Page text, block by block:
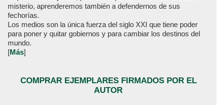
misterio, aprenderemos también a defendernos de sus
fechorías.
Los medios son la única fuerza del siglo XXI que tiene poder
para poner y quitar gobiernos y para cambiar los destinos del
mundo.
[Más]
COMPRAR EJEMPLARES FIRMADOS POR EL
AUTOR